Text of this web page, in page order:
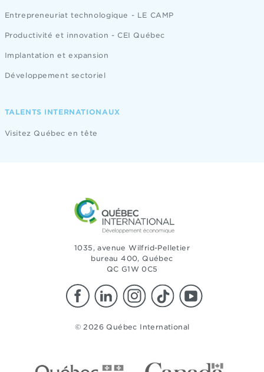
Entrepreneuriat technologique - LE CAMP
Productivité et innovation - CEI Québec
Implantation et expansion
Développement sectoriel
TALENTS INTERNATIONAUX
Visitez Québec en tête
1035, avenue Wilfrid-Pelletier
bureau 400, Québec
QC G1W 0C5
© 2026 Québec International